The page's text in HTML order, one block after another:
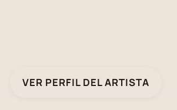
VER PERFIL DEL ARTISTA